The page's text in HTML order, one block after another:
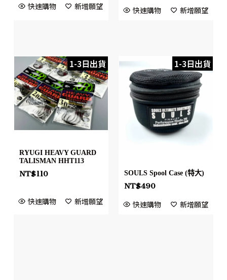
快速購物 新增願望 快速購物 新增願望
1-3日出貨
RYUGI HEAVY GUARD
TALISMAN HHT113
NT$110
快速購物 新增願望
1-3日出貨
SOULS Spool Case (特大)
NT$490
快速購物 新增願望